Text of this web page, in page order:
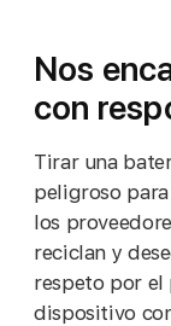
Nos
con
Tirar una
peligroso
los
reciclan y
respeto por el
dispositivo